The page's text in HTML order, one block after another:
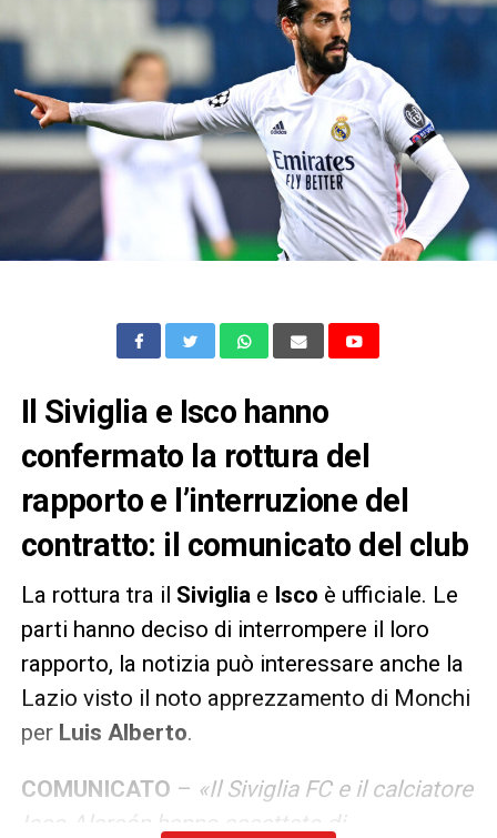
Il Siviglia e Isco hanno
confermato la rottura del
rapporto e l’interruzione del
contratto: il comunicato del club
La rottura tra il Siviglia e Isco è ufficiale. Le
parti hanno deciso di interrompere il loro
rapporto, la notizia può interessare anche la
Lazio visto il noto apprezzamento di Monchi
per Luis Alberto.
COMUNICATO – «Il Siviglia FC e il calciatore
Isco Alarcón hanno accettato di